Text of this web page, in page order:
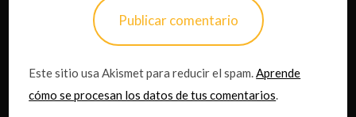
Este sitio usa Akismet para reducir el spam.Aprende
cómo se procesan los datos de tus comentarios.